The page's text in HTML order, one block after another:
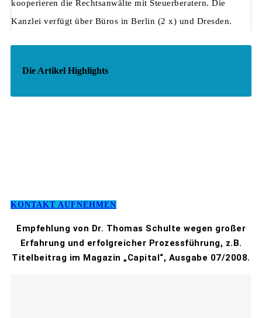
kooperieren die Rechtsanwälte mit Steuerberatern. Die
Kanzlei verfügt über Büros in Berlin (2 x) und Dresden.
Die Artikel Highlights
KONTAKT AUFNEHMEN
Empfehlung von Dr. Thomas Schulte wegen großer
Erfahrung und erfolgreicher Prozessführung, z.B.
Titelbeitrag im Magazin „Capital“, Ausgabe 07/2008.